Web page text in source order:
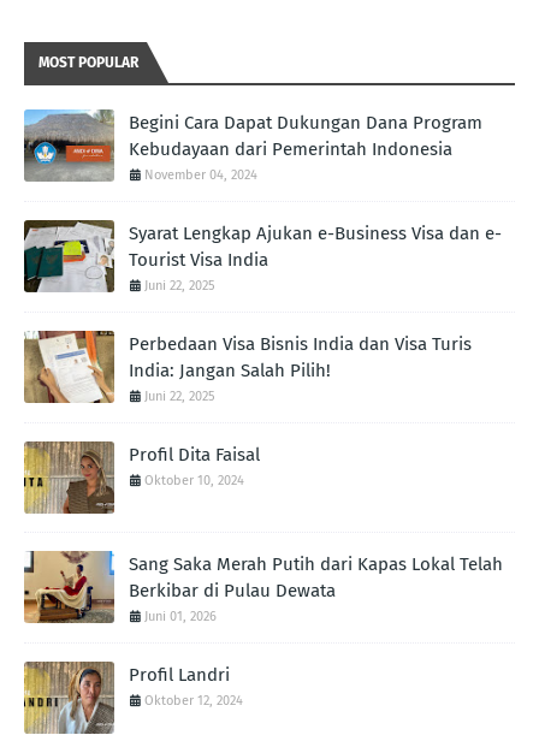
MOST POPULAR
Begini Cara Dapat Dukungan Dana Program
Kebudayaan dari Pemerintah Indonesia
November 04, 2024
Syarat Lengkap Ajukan e-Business Visa dan e-
Tourist Visa India
Juni 22, 2025
Perbedaan Visa Bisnis India dan Visa Turis
India: Jangan Salah Pilih!
Juni 22, 2025
Profil Dita Faisal
Oktober 10, 2024
Sang Saka Merah Putih dari Kapas Lokal Telah
Berkibar di Pulau Dewata
Juni 01, 2026
Profil Landri
Oktober 12, 2024